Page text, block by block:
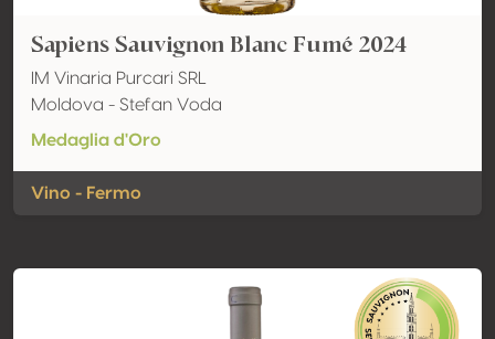
Sapiens Sauvignon Blanc Fumé 2024
IM Vinaria Purcari SRL
Moldova - Stefan Voda
Medaglia d'Oro
Vino - Fermo